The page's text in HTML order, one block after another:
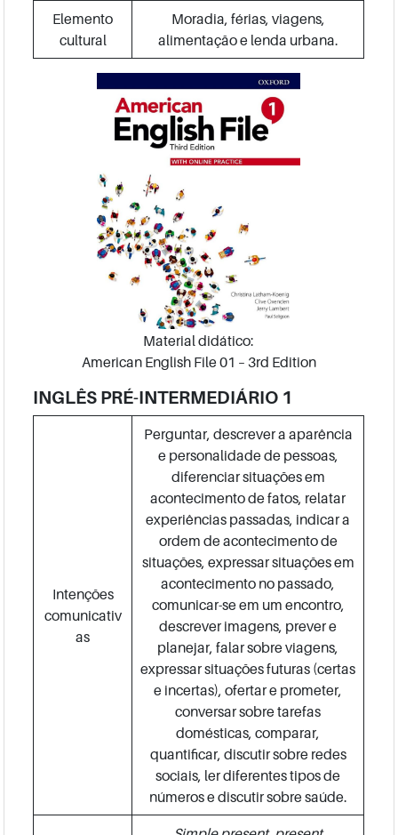
Elemento
cultural
Moradia, férias, viagens,
alimentação e lenda urbana.
Material didático:
American English File 01 – 3rd Edition
INGLÊS PRÉ-INTERMEDIÁRIO 1
Intenções
comunicativ
as
Perguntar, descrever a aparência
e personalidade de pessoas,
diferenciar situações em
acontecimento de fatos, relatar
experiências passadas, indicar a
ordem de acontecimento de
situações, expressar situações em
acontecimento no passado,
comunicar-se em um encontro,
descrever imagens, prever e
planejar, falar sobre viagens,
expressar situações futuras (certas
e incertas), ofertar e prometer,
conversar sobre tarefas
domésticas, comparar,
quantificar, discutir sobre redes
sociais, ler diferentes tipos de
números e discutir sobre saúde.